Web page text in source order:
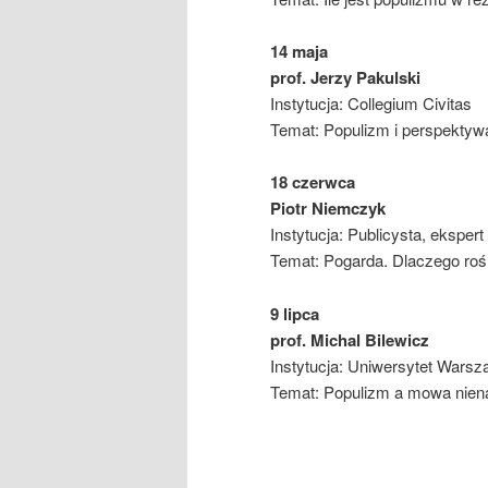
14 maja
prof.Jerzy Pakulski
Instytucja: Collegium Civitas
Temat: Populizm i
18 czerwca
Piotr Niemczyk
Instytucja: Publicysta,
Temat: Pogarda. Dlaczego
9 lipca
prof. Michal Bilewicz
Instytucja: Uniwersytet
Temat: Populizm a mowa